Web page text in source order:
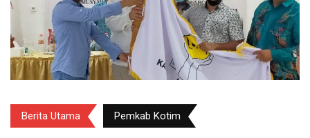
Berita Utama Pemkab Kotim